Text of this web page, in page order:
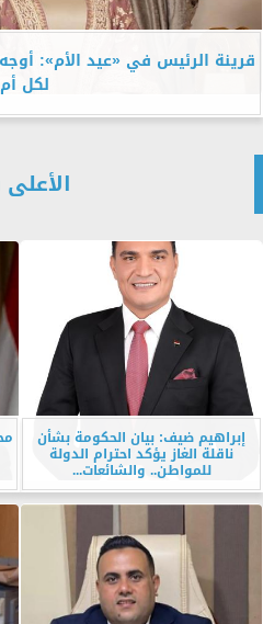
قرينة الرئيس في «عيد الأم»:
لكل
إبراهيم ضيف: بيان الحكومة بشأن
ناقلة الغاز يؤكد احترام الدولة
للمواطن.. والشائعات...